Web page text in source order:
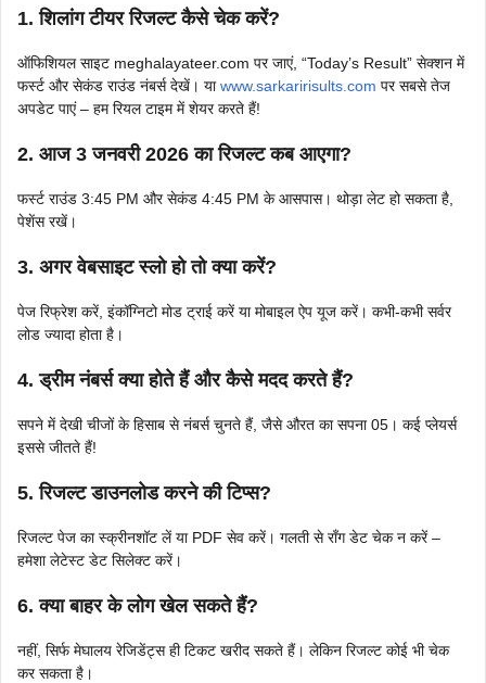
1. शिलांग टीयर रिजल्ट कैसे चेक करें?
ऑफिशियल साइट meghalayateer.com पर जाएं, “Today’s Result” सेक्शन में
फर्स्ट और सेकंड राउंड नंबर्स देखें। याwww.sarkaririsults.com पर सबसे तेज
अपडेट पाएं – हम रियल टाइम में शेयर करते हैं!
2. आज 3 जनवरी 2026 का रिजल्ट कब आएगा?
फर्स्ट राउंड 3:45 PM और सेकंड 4:45 PM के आसपास। थोड़ा लेट हो सकता है,
पेशेंस रखें।
3. अगर वेबसाइट स्लो हो तो क्या करें?
पेज रिफ्रेश करें, इंकॉग्निटो मोड ट्राई करें या मोबाइल ऐप यूज करें। कभी-कभी सर्वर
लोड ज्यादा होता है।
4. ड्रीम नंबर्स क्या होते हैं और कैसे मदद करते हैं?
सपने में देखी चीजों के हिसाब से नंबर्स चुनते हैं, जैसे औरत का सपना 05। कई प्लेयर्स
इससे जीतते हैं!
5. रिजल्ट डाउनलोड करने की टिप्स?
रिजल्ट पेज का स्क्रीनशॉट लें या PDF सेव करें। गलती से रॉंग डेट चेक न करें –
हमेशा लेटेस्ट डेट सिलेक्ट करें।
6. क्या बाहर के लोग खेल सकते हैं?
नहीं, सिर्फ मेघालय रेजिडेंट्स ही टिकट खरीद सकते हैं। लेकिन रिजल्ट कोई भी चेक
कर सकता है।